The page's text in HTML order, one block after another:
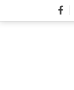
to